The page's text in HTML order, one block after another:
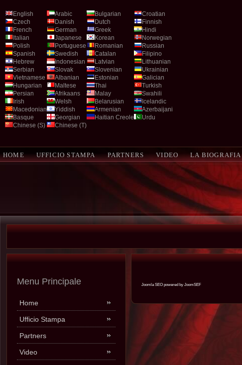
English Arabic Bulgarian
Croatian
Czech
Danish Dutch
Finnish
French
German Greek
Hindi
Italian
Japanese Korean
Norwegian
Polish
Portuguese Romanian
Russian
Spanish
Swedish Catalan
Filipino
Hebrew
Indonesian Latvian
Lithuanian
Serbian
Slovak Slovenian
Ukrainian
Vietnamese
Albanian Estonian
Galician
Hungarian
Maltese Thai
Turkish
Persian
Afrikaans Malay
Swahili
Irish
Welsh Belarusian
Icelandic
Macedonian
Yiddish Armenian
Azerbaijani
Basque
Georgian Haitian Creole
Urdu
Chinese (S)
Chinese (T)
HOME UFFICIO STAMPA PARTNERS VIDEO LA BIOGRAFIA
Menu Principale
Home
Ufficio Stampa
Partners
Video
Joomla SEO powered by JoomSEF